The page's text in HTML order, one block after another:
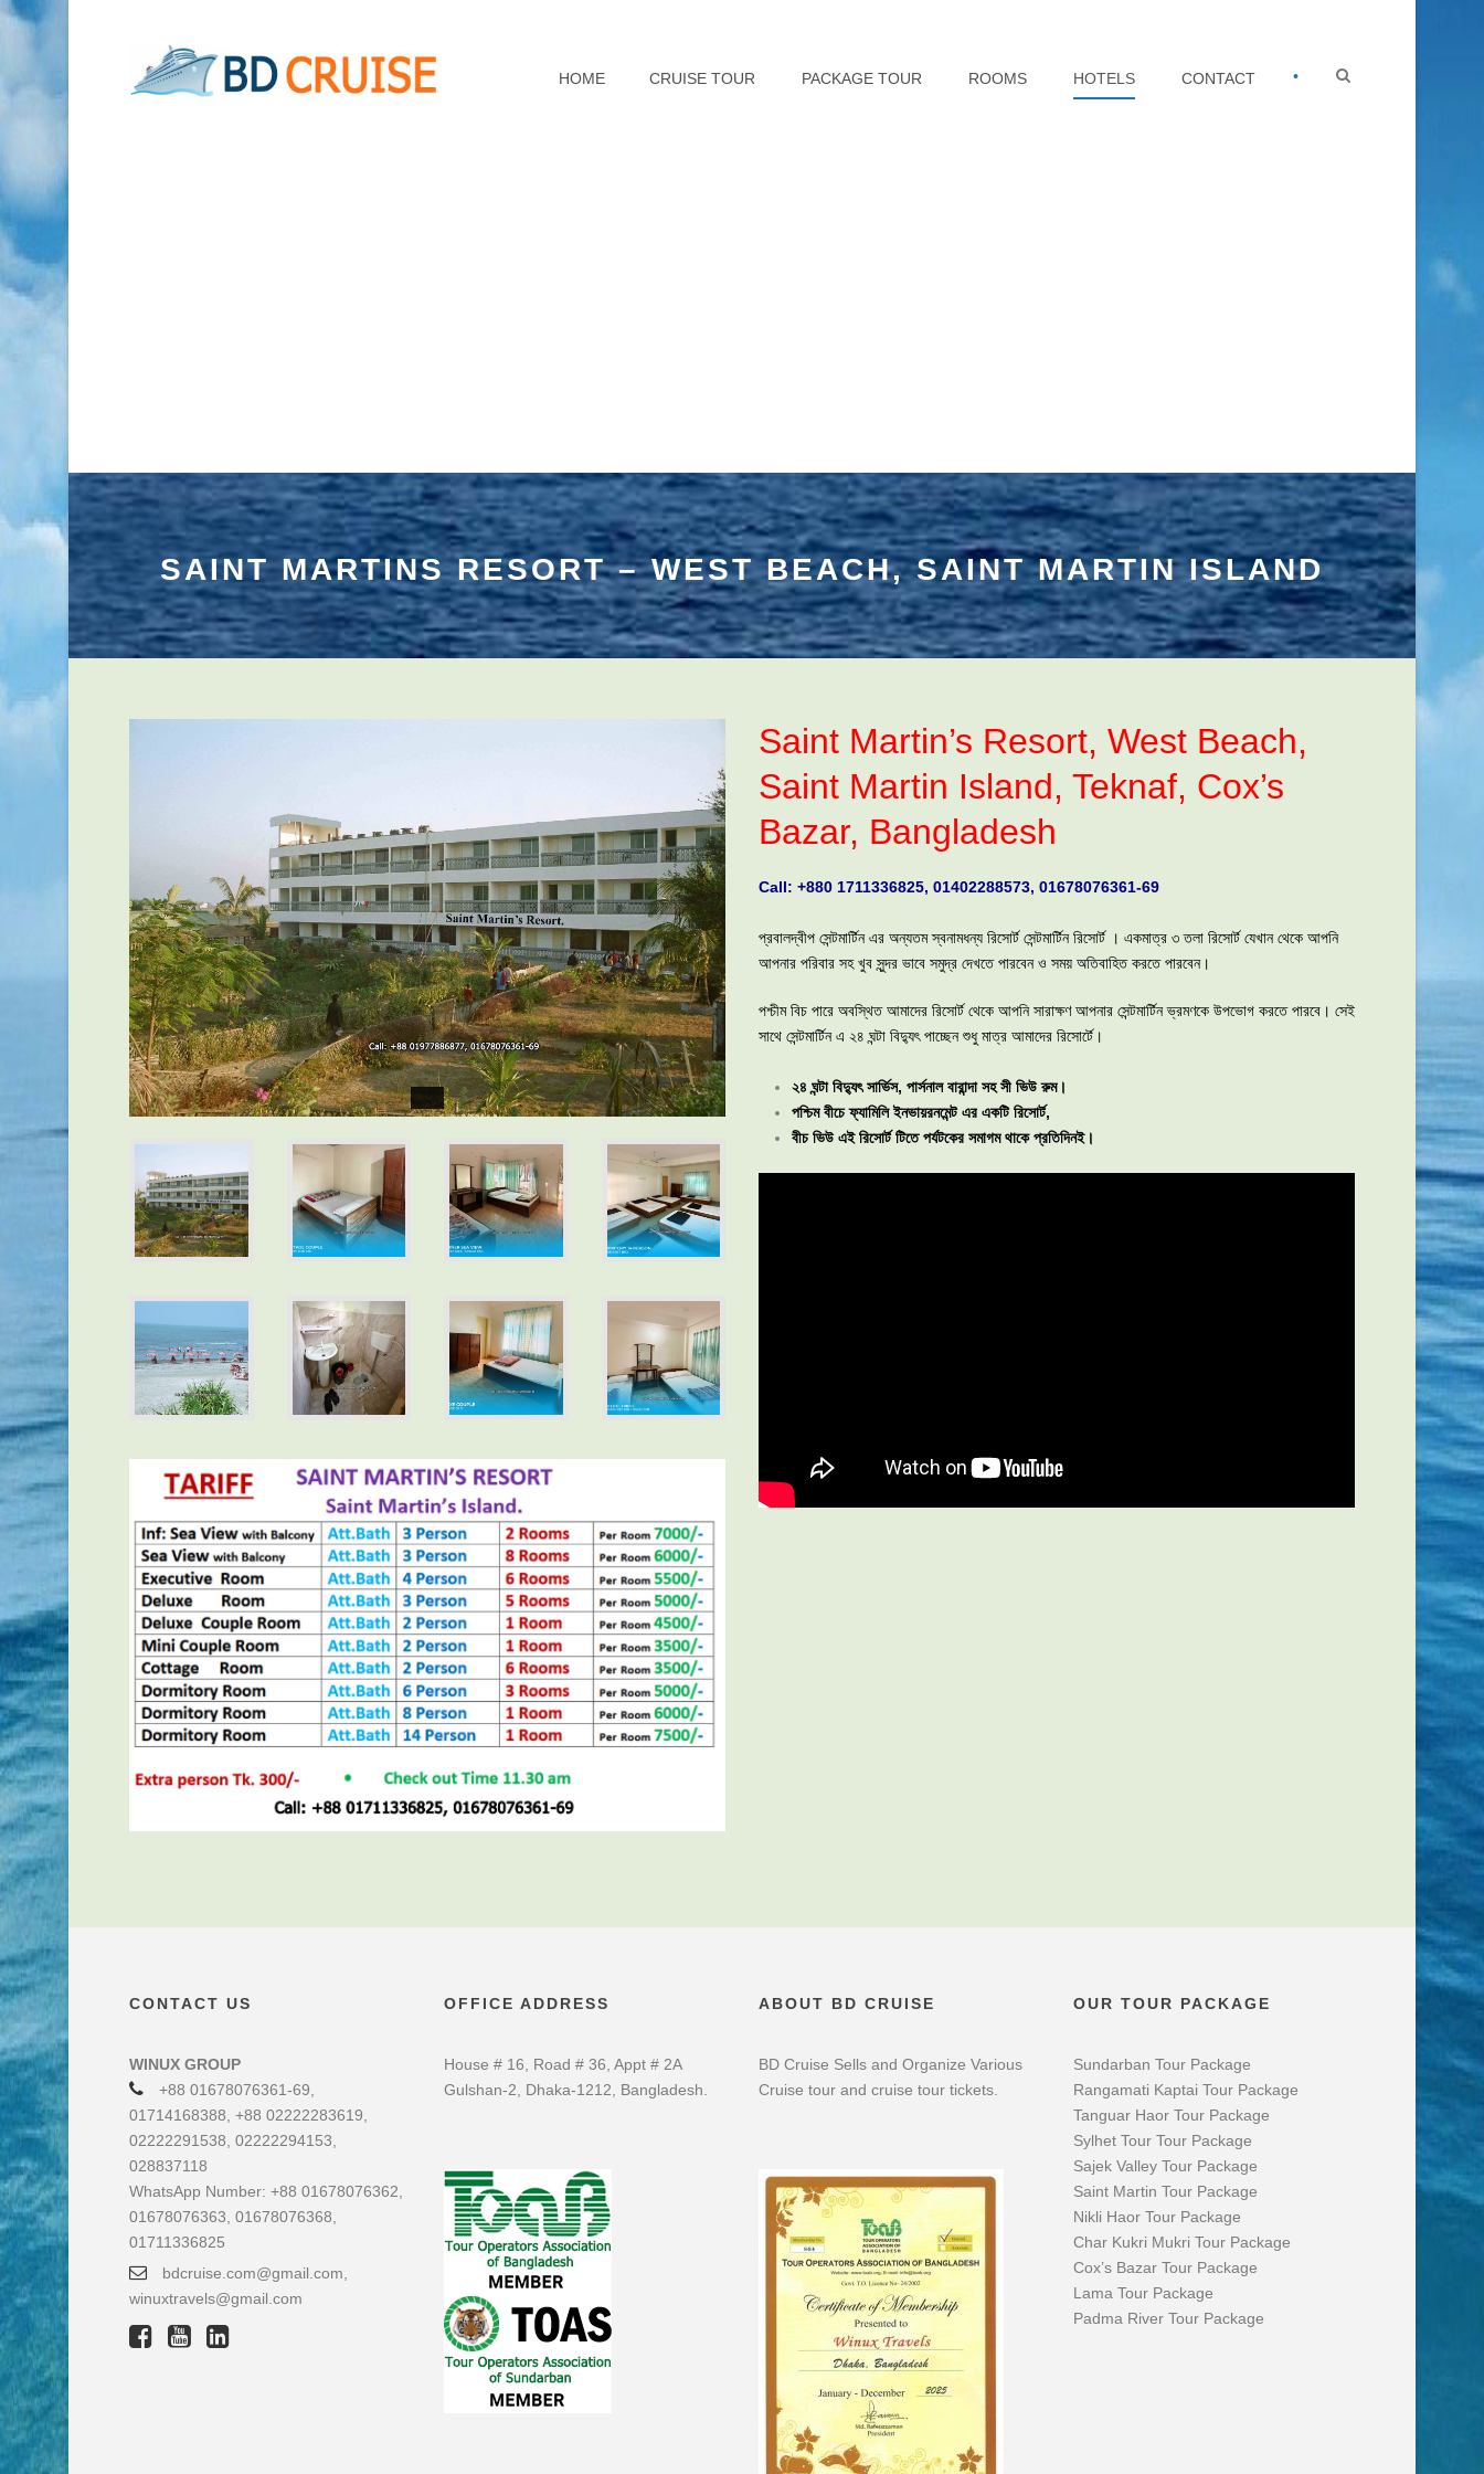
HOME CRUISE TOUR PACKAGE TOUR ROOMS HOTELS CONTACT •
SAINT MARTINS RESORT – WEST BEACH, SAINT MARTIN ISLAND
Saint Martin’s Resort, West Beach,
Saint Martin Island, Teknaf, Cox’s
Bazar, Bangladesh
Call: +880 1711336825, 01402288573, 01678076361-69
প্রবালদ্বীপ সেন্টমার্টিন এর অন্যতম স্বনামধন্য রিসোর্ট সেন্টমার্টিন রিসোর্ট । একমাত্র ৩ তলা রিসোর্ট যেখান থেকে আপনি
আপনার পরিবার সহ খুব সুন্দর ভাবে সমুদ্র দেখতে পারবেন ও সময় অতিবাহিত করতে পারবেন।
পশ্চীম বিচ পারে অবস্থিত আমাদের রিসোর্ট থেকে আপনি সারাক্ষণ আপনার সেন্টমার্টিন ভ্রমণকে উপভোগ করতে পারবে। সেই
সাথে সেন্টমার্টিন এ ২৪ ঘন্টা বিদ্যুৎ পাচ্ছেন শুধু মাত্র আমাদের রিসোর্টে।
২৪ ঘন্টা বিদ্যুৎ সার্ভিস, পার্সনাল বারান্দা সহ সী ভিউ রুম।
পশ্চিম বীচে ফ্যামিলি ইনভায়রনমেন্ট এর একটি রিসোর্ট,
বীচ ভিউ এই রিসোর্ট টিতে পর্যটকের সমাগম থাকে প্রতিদিনই।
CONTACT US
WINUX GROUP
+88 01678076361-69,
01714168388, +88 02222283619,
02222291538, 02222294153,
028837118
WhatsApp Number: +88 01678076362,
01678076363, 01678076368,
01711336825
bdcruise.com@gmail.com,
winuxtravels@gmail.com
OFFICE ADDRESS
House # 16, Road # 36, Appt # 2A
Gulshan-2, Dhaka-1212, Bangladesh.
ABOUT BD CRUISE
BD Cruise Sells and Organize Various
Cruise tour and cruise tour tickets.
OUR TOUR PACKAGE
Sundarban Tour Package
Rangamati Kaptai Tour Package
Tanguar Haor Tour Package
Sylhet Tour Tour Package
Sajek Valley Tour Package
Saint Martin Tour Package
Nikli Haor Tour Package
Char Kukri Mukri Tour Package
Cox’s Bazar Tour Package
Lama Tour Package
Padma River Tour Package